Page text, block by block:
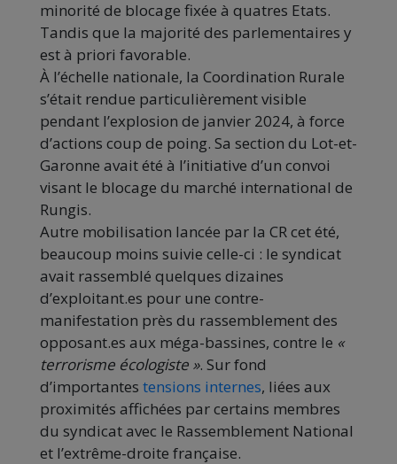
minorité de blocage fixée à quatres Etats.
Tandis que la majorité des parlementaires y
est à priori favorable.
À l’échelle nationale, la Coordination Rurale
s’était rendue particulièrement visible
pendant l’explosion de janvier 2024, à force
d’actions coup de poing. Sa section du Lot-et-
Garonne avait été à l’initiative d’un convoi
visant le blocage du marché international de
Rungis.
Autre mobilisation lancée par la CR cet été,
beaucoup moins suivie celle-ci : le syndicat
avait rassemblé quelques dizaines
d’exploitant.es pour une contre-
manifestation près du rassemblement des
opposant.es aux méga-bassines, contre le «
terrorisme écologiste ». Sur fond
d’importantes tensions internes, liées aux
proximités affichées par certains membres
du syndicat avec le Rassemblement National
et l’extrême-droite française.